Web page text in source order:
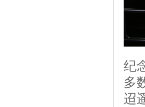
纪
多
迢